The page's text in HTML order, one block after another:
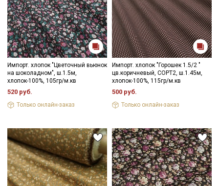
Импорт. хлопок "Цветочный вьюнок
на шоколадном", ш.1.5м,
хлопок-100%, 105гр/м.кв
520 руб.
Только онлайн-заказ
Импорт. хлопок "Горошек 1.5/2 "
цв.коричневый, СОРТ2, ш.1.45м,
хлопок-100%, 115гр/м.кв
500 руб.
Только онлайн-заказ